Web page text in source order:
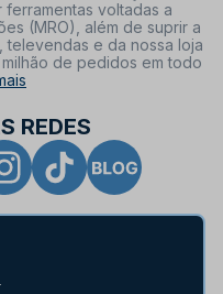
voltadas a
(MRO), além de suprir a
televendas e da nossa loja
de pedidos em todo
REDES